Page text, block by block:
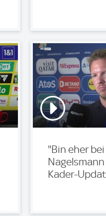
"Bin eher
Kader-